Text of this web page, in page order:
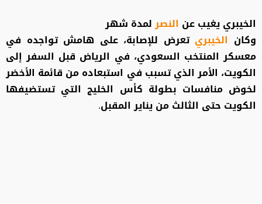
الخيبري يغيب عن النصرلمدة شهر
وكان الخيبريتعرض للإصابة، على هامش تواجده في
معسكر المنتخب السعودي، في الرياض قبل السفر إلى
الكويت، الأمر الذي تسبب في استبعاده من قائمة الأخضر
لخوض منافسات بطولة كأس الخليج التي تستضيفها
الكويت حتى الثالث من يناير المقبل.